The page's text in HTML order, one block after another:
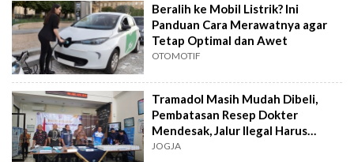
Beralih ke Mobil Listrik? Ini
Panduan Cara Merawatnya agar
Tetap Optimal dan Awet
OTOMOTIF
Tramadol Masih Mudah Dibeli,
Pembatasan Resep Dokter
Mendesak, Jalur Ilegal Harus
Distop
JOGJA